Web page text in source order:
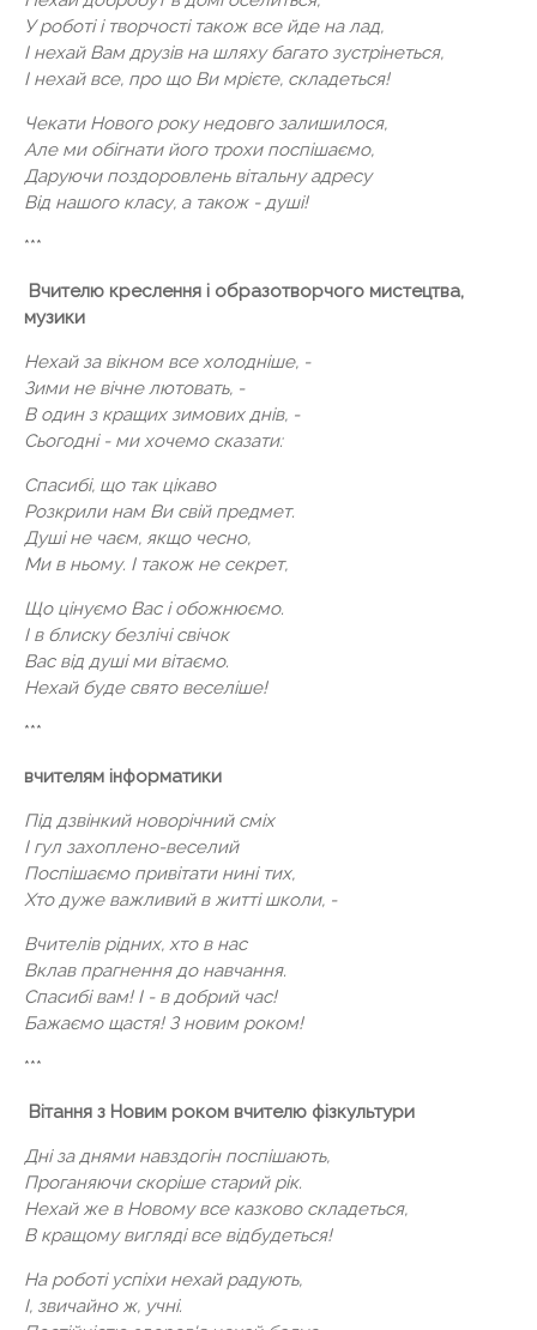
У роботі і творчості також все йде на лад,
І нехай Вам друзів на шляху багато зустрінеться,
І нехай все, про що Ви мрієте, складеться!
Чекати Нового року недовго залишилося,
Але ми обігнати його трохи поспішаємо,
Даруючи поздоровлень вітальну адресу
Від нашого класу, а також - душі!
***
Вчителю креслення і образотворчого мистецтва,
музики
Нехай за вікном все холодніше, -
Зими не вічне лютовать, -
В один з кращих зимових днів, -
Сьогодні - ми хочемо сказати:
Спасибі, що так цікаво
Розкрили нам Ви свій предмет.
Душі не чаєм, якщо чесно,
Ми в ньому. І також не секрет,
Що цінуємо Вас і обожнюємо.
І в блиску безлічі свічок
Вас від душі ми вітаємо.
Нехай буде свято веселіше!
***
вчителям інформатики
Під дзвінкий новорічний сміх
І гул захоплено-веселий
Поспішаємо привітати нині тих,
Хто дуже важливий в житті школи, -
Вчителів рідних, хто в нас
Вклав прагнення до навчання.
Спасибі вам! І - в добрий час!
Бажаємо щастя! З новим роком!
***
Вітання з Новим роком вчителю фізкультури
Дні за днями навздогін поспішають,
Проганяючи скоріше старий рік.
Нехай же в Новому все казково складеться,
В кращому вигляді все відбудеться!
На роботі успіхи нехай радують,
І, звичайно ж, учні.